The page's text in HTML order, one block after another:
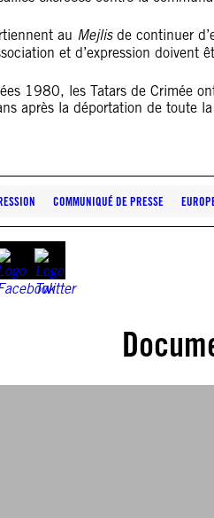
au Mejlisde continuer
et d’expression doivent
1980, les Tatars de Crimée
après la déportation de toute
COMMUNIQUÉ DE PRESSE